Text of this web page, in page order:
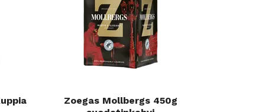
Zoegas Mollbergs 450g